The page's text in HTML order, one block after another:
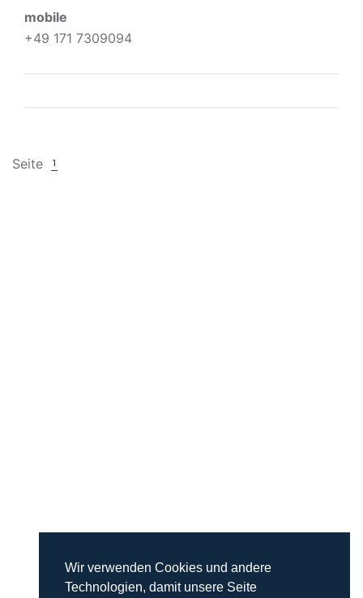
mobile
+49 171 7309094
Seite 1
Tel.: 04961/9139480
Wir verwenden Cookies und andere
Technologien, damit unsere Seite